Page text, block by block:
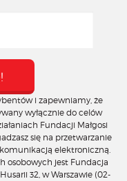
i zapewniamy, że
wyłącznie do celów
Fundacji Małgosi
się na przetwarzanie
elektroniczną.
osobowych jest Fundacja
32, w Warszawie (02-